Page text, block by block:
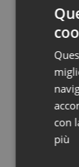
operatori
22 Marzo
©
con
più